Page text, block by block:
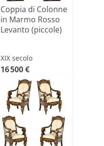
Coppia di Colonne
in Marmo Rosso
Levanto (piccole)
XIX secolo
16 500 €